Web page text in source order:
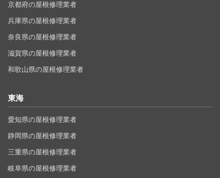
京都府の屋根修理業者
兵庫県の屋根修理業者
奈良県の屋根修理業者
滋賀県の屋根修理業者
和歌山県の屋根修理業者
東海
愛知県の屋根修理業者
静岡県の屋根修理業者
三重県の屋根修理業者
岐阜県の屋根修理業者